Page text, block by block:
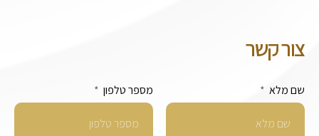
צור קשר
שם מלא מספר טלפון